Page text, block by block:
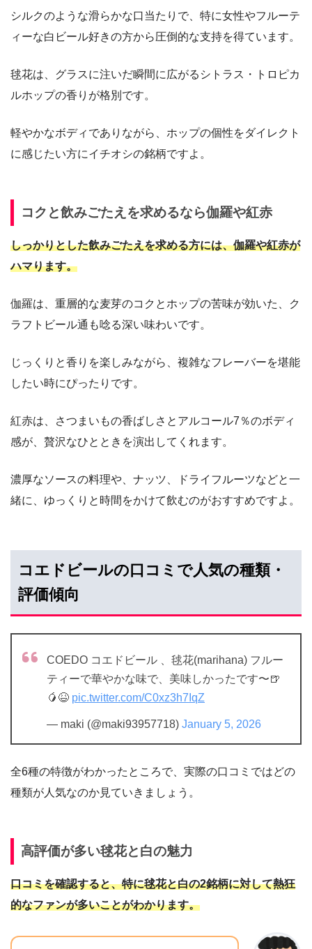
シルクのような滑らかな口当たりで、特に女性やフルーテ
ィーな白ビール好きの方から圧倒的な支持を得ています。
毬花は、グラスに注いだ瞬間に広がるシトラス・トロピカ
ルホップの香りが格別です。
軽やかなボディでありながら、ホップの個性をダイレクト
に感じたい方にイチオシの銘柄ですよ。
コクと飲みごたえを求めるなら伽羅や紅赤
しっかりとした飲みごたえを求める方には、伽羅や紅赤が
ハマります。
伽羅は、重層的な麦芽のコクとホップの苦味が効いた、ク
ラフトビール通も唸る深い味わいです。
じっくりと香りを楽しみながら、複雑なフレーバーを堪能
したい時にぴったりです。
紅赤は、さつまいもの香ばしさとアルコール7％のボディ
感が、贅沢なひとときを演出してくれます。
濃厚なソースの料理や、ナッツ、ドライフルーツなどと一
緒に、ゆっくりと時間をかけて飲むのがおすすめですよ。
コエドビールの口コミで人気の種類・
評価傾向
COEDO コエドビール 、毬花(marihana) フルー
ティーで華やかな味で、美味しかったです〜🍺
🥭😆 pic.twitter.com/C0xz3h7IqZ
— maki (@maki93957718) January 5, 2026
全6種の特徴がわかったところで、実際の口コミではどの
種類が人気なのか見ていきましょう。
高評価が多い毬花と白の魅力
口コミを確認すると、特に毬花と白の2銘柄に対して熱狂
的なファンが多いことがわかります。